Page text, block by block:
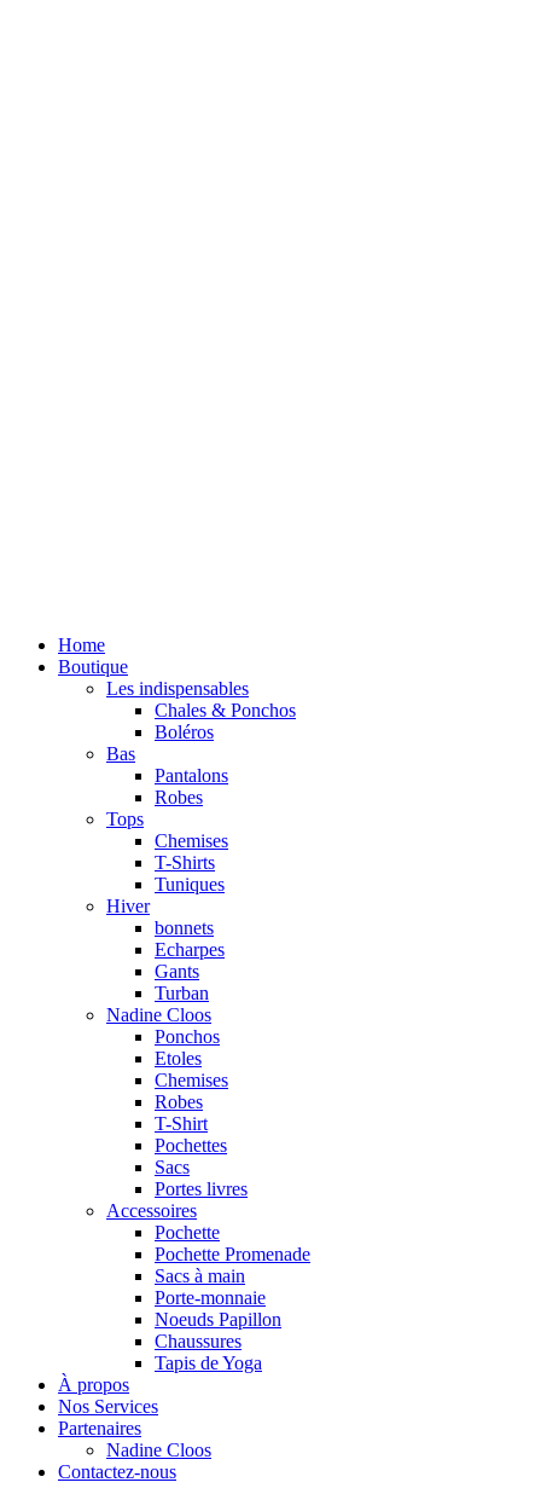
Home
Boutique
Les indispensables
Chales & Ponchos
Boléros
Bas
Pantalons
Robes
Tops
Chemises
T-Shirts
Tuniques
Hiver
bonnets
Echarpes
Gants
Turban
Nadine Cloos
Ponchos
Etoles
Chemises
Robes
T-Shirt
Pochettes
Sacs
Portes livres
Accessoires
Pochette
Pochette Promenade
Sacs à main
Porte-monnaie
Noeuds Papillon
Chaussures
Tapis de Yoga
À propos
Nos Services
Partenaires
Nadine Cloos
Contactez-nous